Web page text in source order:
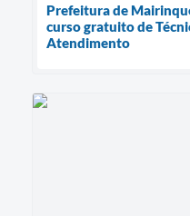
Prefeitura de
curso gratuito de
Atendimento